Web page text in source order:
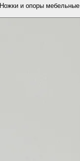
Ножки и опоры мебельные